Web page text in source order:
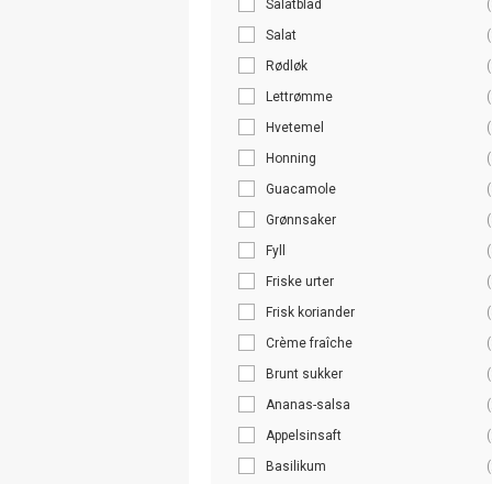
Salatblad
Salat
Rødløk
Lettrømme
Hvetemel
Honning
Guacamole
Grønnsaker
Fyll
Friske urter
Frisk koriander
Crème fraîche
Brunt sukker
Ananas-salsa
Appelsinsaft
Basilikum